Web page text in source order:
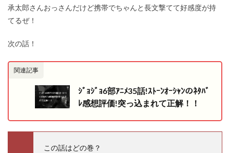
承太郎さんおっさんだけど携帯でちゃんと長文撃てて好感度が持
てるぜ！
次の話！
関連記事
ｼﾞｮｼﾞｮ6部ｱﾆﾒ35話!ｽﾄｰﾝｵｰｼｬﾝのﾈﾀﾊﾞ
ﾚ感想評価!突っ込まれて正解！！
この話はどの巻？